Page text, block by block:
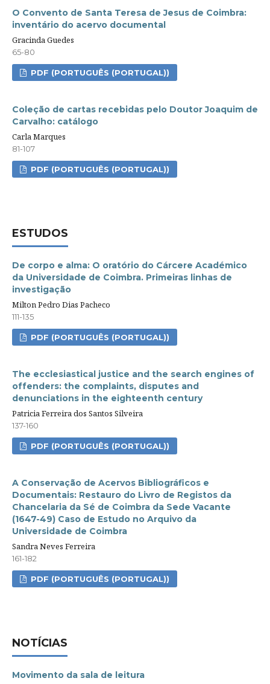
O Convento de Santa Teresa de Jesus de Coimbra:
inventário do acervo documental
Gracinda Guedes
65-80
PDF (PORTUGUÊS (PORTUGAL))
Coleção de cartas recebidas pelo Doutor Joaquim de
Carvalho: catálogo
Carla Marques
81-107
PDF (PORTUGUÊS (PORTUGAL))
ESTUDOS
De corpo e alma: O oratório do Cárcere Académico
da Universidade de Coimbra. Primeiras linhas de
investigação
Milton Pedro Dias Pacheco
111-135
PDF (PORTUGUÊS (PORTUGAL))
The ecclesiastical justice and the search engines of
offenders: the complaints, disputes and
denunciations in the eighteenth century
Patricia Ferreira dos Santos Silveira
137-160
PDF (PORTUGUÊS (PORTUGAL))
A Conservação de Acervos Bibliográficos e
Documentais: Restauro do Livro de Registos da
Chancelaria da Sé de Coimbra da Sede Vacante
(1647-49) Caso de Estudo no Arquivo da
Universidade de Coimbra
Sandra Neves Ferreira
161-182
PDF (PORTUGUÊS (PORTUGAL))
NOTÍCIAS
Movimento da sala de leitura